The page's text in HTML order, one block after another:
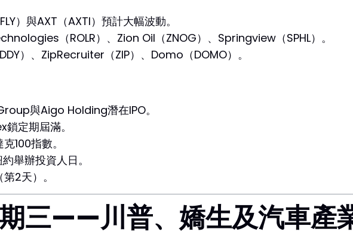
）與AXT（AXTI）預計大幅波動。
（ROLR）、Zion Oil（ZNOG）、Springview（SPHL）。
）、ZipRecruiter（ZIP）、Domo（DOMO）。
與Aigo Holding潛在IPO。
定期屆滿。
100指數。
舉辦投資人日。
2天）。
期三——川普、嬌生及汽車產